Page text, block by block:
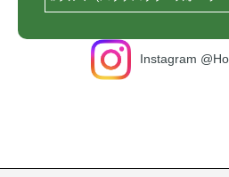
Instagram